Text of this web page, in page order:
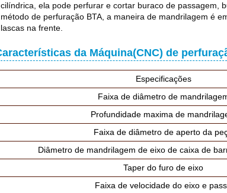
cilíndrica, ela pode perfurar e cortar buraco de passagem,
método de perfuração BTA, a maneira de mandrilagem é
lascas na frente.
da Máquina(CNC) de
Especificações
Faixa de diâmetro de
Profundidade maxima de
Faixa de diâmetro de aperto da
Diâmetro de mandrilagem de eixo de caixa de
Taper do furo de eixo
Faixa de velocidade do eixo e